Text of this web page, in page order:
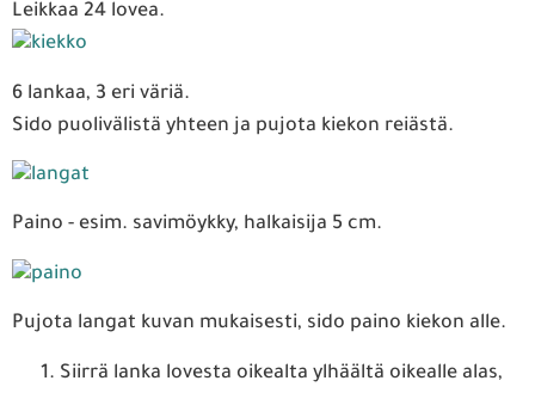
Leikkaa 24 lovea.
6 lankaa, 3 eri väriä.
Sido puolivälistä yhteen ja pujota kiekon reiästä.
Paino - esim. savimöykky, halkaisija 5 cm.
Pujota langat kuvan mukaisesti, sido paino kiekon alle.
Siirrä lanka lovesta oikealta ylhäältä oikealle alas,